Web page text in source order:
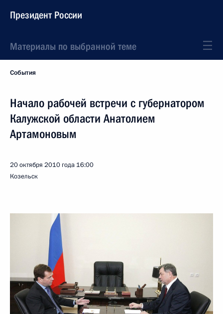
Президент России
Материалы по выбранной теме
События
Начало рабочей встречи с губернатором
Калужской области Анатолием
Артамоновым
20 октября 2010 года 16:00
Козельск